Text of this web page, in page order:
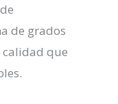
de grados
calidad que